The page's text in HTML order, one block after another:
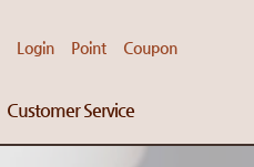
Login Point Coupon
Customer Service